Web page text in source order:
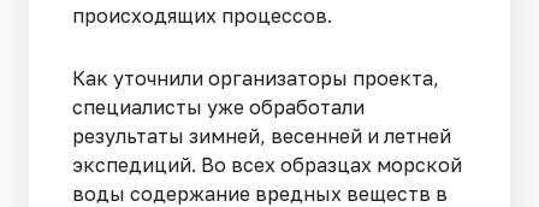
происходящих процессов.
Как уточнили организаторы проекта,
специалисты уже обработали
результаты зимней, весенней и летней
экспедиций. Во всех образцах морской
воды содержание вредных веществ в